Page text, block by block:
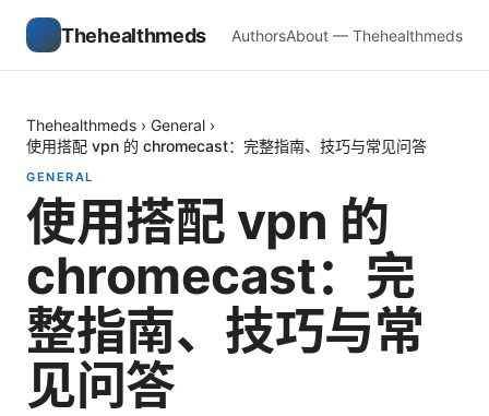
Thehealthmeds AuthorsAbout — Thehealthmeds
Thehealthmeds › General ›
使用搭配 vpn 的 chromecast：完整指南、技巧与常见问答
GENERAL
使用搭配 vpn 的
chromecast：完
整指南、技巧与常
见问答